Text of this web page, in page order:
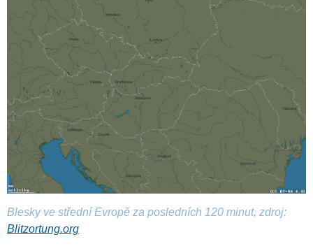
Blesky ve střední Evropě za posledních 120 minut, zdroj:
Blitzortung.org